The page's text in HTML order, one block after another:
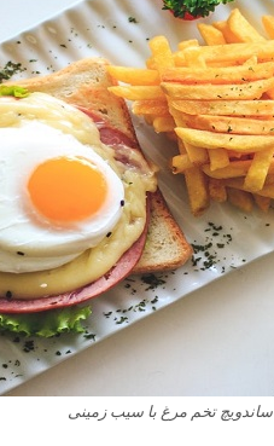
ساندویچ تخم مرغ با سیب زمینی